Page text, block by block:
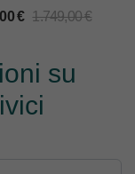
SMARTER
€ 1.749,00€
su